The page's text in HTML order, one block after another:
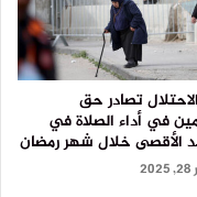
تصادر حق
في أداء الصلاة في
الأقصى خلال شهر رمضان